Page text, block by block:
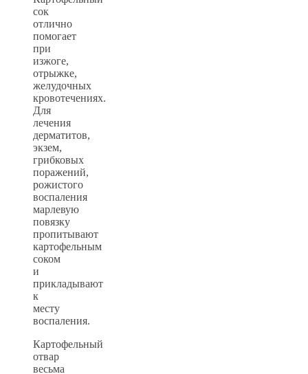
сок
отлично
помогает
при
изжоге,
отрыжке,
желудочных
кровотечениях.
Для
лечения
дерматитов,
экзем,
грибковых
поражений,
рожистого
воспаления
марлевую
повязку
пропитывают
картофельным
соком
и
прикладывают
к
месту
воспаления.
Картофельный
отвар
весьма